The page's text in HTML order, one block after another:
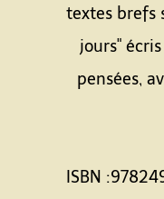
textes brefs
jours"
pensées,
ISBN